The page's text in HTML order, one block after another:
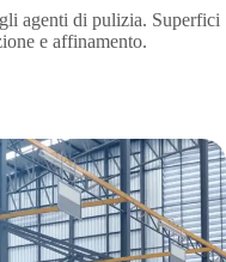
agenti di pulizia. Superfici
e affinamento.